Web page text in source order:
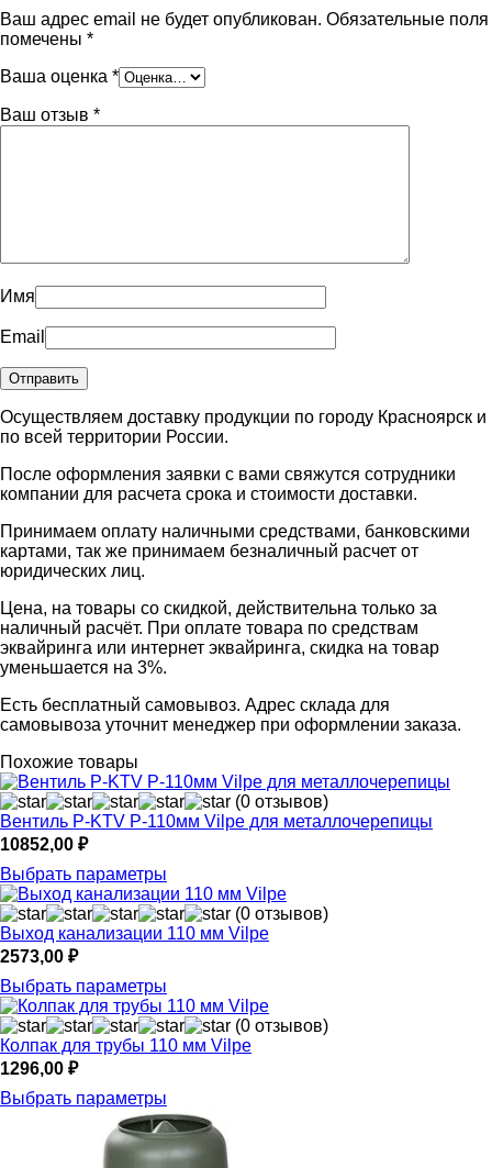
Ваш адрес email не будет опубликован. Обязательные поля
помечены *
Ваша оценка *
Ваш отзыв *
Имя
Email
Осуществляем доставку продукции по городу Красноярск и
по всей территории России.
После оформления заявки с вами свяжутся сотрудники
компании для расчета срока и стоимости доставки.
Принимаем оплату наличными средствами, банковскими
картами, так же принимаем безналичный расчет от
юридических лиц.
Цена, на товары со скидкой, действительна только за
наличный расчёт. При оплате товара по средствам
эквайринга или интернет эквайринга, скидка на товар
уменьшается на 3%.
Есть бесплатный самовывоз. Адрес склада для
самовывоза уточнит менеджер при оформлении заказа.
Похожие товары
(0 отзывов)
Вентиль P-KTV P-110мм Vilpe для металлочерепицы
10852,00 ₽
Выбрать параметры
(0 отзывов)
Выход канализации 110 мм Vilpe
2573,00 ₽
Выбрать параметры
(0 отзывов)
Колпак для трубы 110 мм Vilpe
1296,00 ₽
Выбрать параметры